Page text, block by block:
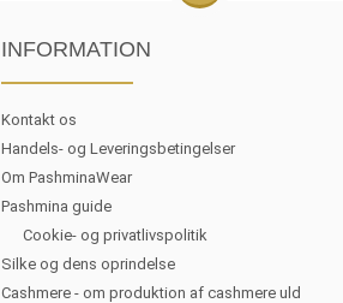
INFORMATION
Kontakt os
Handels- og Leveringsbetingelser
Om PashminaWear
Pashmina guide
Cookie- og privatlivspolitik
Silke og dens oprindelse
Cashmere - om produktion af cashmere uld